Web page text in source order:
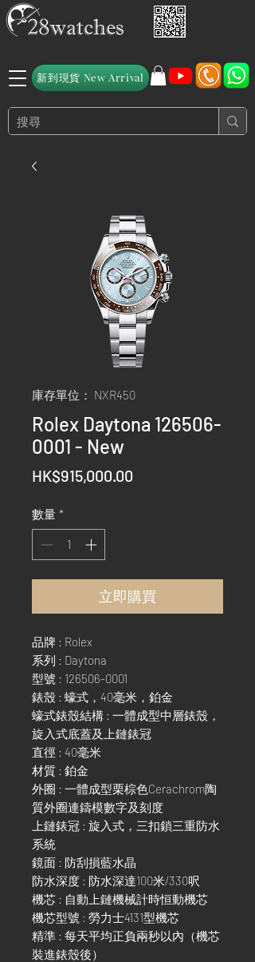
新到現貨 New Arrival
庫存單位： NXR450
Rolex Daytona 126506-
0001 - New
HK$915,000.00
數量 *
立即購買
品牌 : Rolex
系列 : Daytona
型號 : 126506-0001
錶殼 : 蠔式，40毫米，鉑金
蠔式錶殼結構 : 一體成型中層錶殼，
旋入式底蓋及上鏈錶冠
直徑 : 40毫米
材質 : 鉑金
外圈 : 一體成型栗棕色Cerachrom陶
質外圈連鑄模數字及刻度
上鏈錶冠 : 旋入式，三扣鎖三重防水
系統
鏡面 : 防刮損藍水晶
防水深度 : 防水深達100米/330呎
機芯 : 自動上鏈機械計時恒動機芯
機芯型號 : 勞力士4131型機芯
精準 : 每天平均正負兩秒以內（機芯
裝進錶殼後）